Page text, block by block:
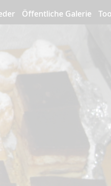
Öffentliche Galerie